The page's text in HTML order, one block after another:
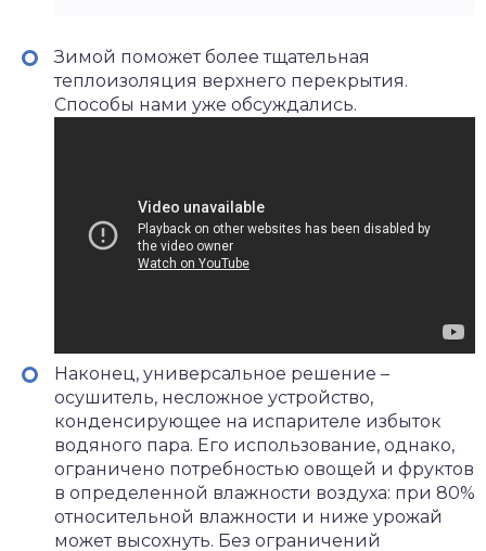
Зимой поможет более тщательная
теплоизоляция верхнего перекрытия.
Способы нами уже обсуждались.
Наконец, универсальное решение –
осушитель, несложное устройство,
конденсирующее на испарителе избыток
водяного пара. Его использование, однако,
ограничено потребностью овощей и фруктов
в определенной влажности воздуха: при 80%
относительной влажности и ниже урожай
может высохнуть. Без ограничений